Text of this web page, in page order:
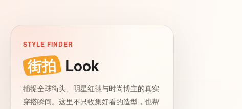
STYLE FINDER
街拍 Look
捕捉全球街头、明星红毯与时尚博主的真实
穿搭瞬间。这里不只收集好看的造型，也帮